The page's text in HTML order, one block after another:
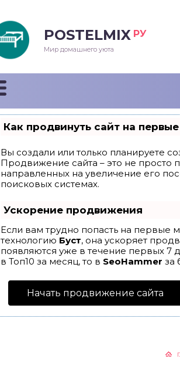
POSTELMIX РУ
Мир домашнего уюта
Как продвинуть сайт на
Вы создали или только планируете
Продвижение сайта – это не просто
направленных на увеличение его
поисковых системах.
Ускорение продвижения
Если вам трудно попасть на первые
технологию Буст, она ускоряет
появляются уже в течение первых 7
в Топ10 за месяц, то в SeoHammer за
Начать продвижение сайта